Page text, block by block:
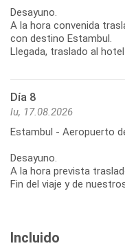
Desayuno.
A la hora convenida
con destino Estambul.
Llegada, traslado al
Día 8
lu, 17.08.2026
Estambul - Aeropuerto
Desayuno.
A la hora prevista
Fin del viaje y de
Incluido